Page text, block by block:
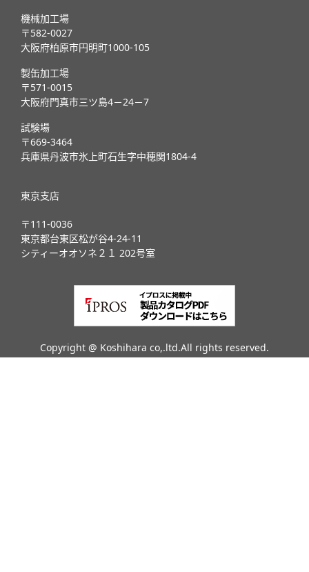
機械加工場
〒582-0027
大阪府柏原市円明町1000-105
製缶加工場
〒571-0015
大阪府門真市三ツ島4－24－7
試験場
〒669-3464
兵庫県丹波市氷上町石生字中穂関1804-4
東京支店
〒111-0036
東京都台東区松が谷4-24-11
シティーオオソネ２１ 202号室
Copyright @ Koshihara co,.ltd.All rights reserved.